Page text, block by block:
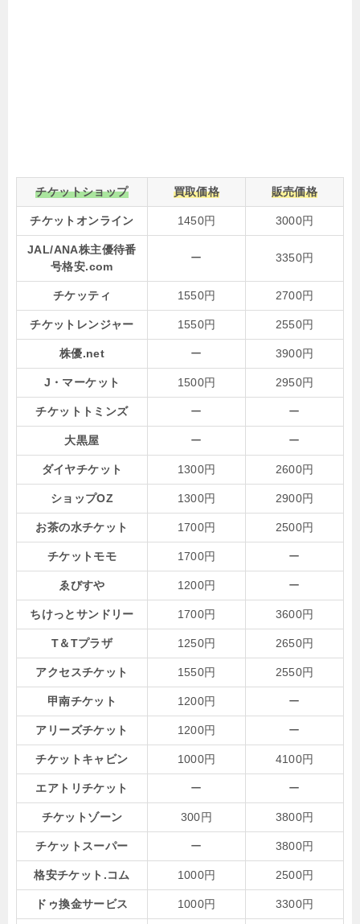
チケットショップ 買取価格 販売価格
チケットオンライン 1450円 3000円
JAL/ANA株主優待番
号格安.com
ー 3350円
チケッティ 1550円 2700円
チケットレンジャー 1550円 2550円
株優.net ー 3900円
J・マーケット 1500円 2950円
チケットトミンズ ー ー
大黒屋 ー ー
ダイヤチケット 1300円 2600円
ショップOZ 1300円 2900円
お茶の水チケット 1700円 2500円
チケットモモ 1700円 ー
ゑびすや 1200円 ー
ちけっとサンドリー 1700円 3600円
T＆Tプラザ 1250円 2650円
アクセスチケット 1550円 2550円
甲南チケット 1200円 ー
アリーズチケット 1200円 ー
チケットキャビン 1000円 4100円
エアトリチケット ー ー
チケットゾーン 300円 3800円
チケットスーパー ー 3800円
格安チケット.コム 1000円 2500円
ドゥ換金サービス 1000円 3300円